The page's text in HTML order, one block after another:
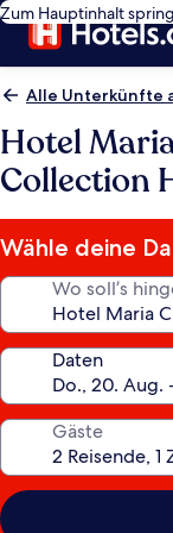
Zum Hauptinhalt
Alle Unterkünfte
Hotel
Collection
Wähle deine
Wo soll’s
Daten
Gäste